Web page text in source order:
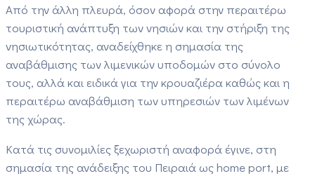
Από την άλλη πλευρά, όσον αφορά στην περαιτέρω
τουριστική ανάπτυξη των νησιών και την στήριξη της
νησιωτικότητας, αναδείχθηκε η σημασία της
αναβάθμισης των λιμενικών υποδομών στο σύνολο
τους, αλλά και ειδικά για την κρουαζιέρα καθώς και η
περαιτέρω αναβάθμιση των υπηρεσιών των λιμένων
της χώρας.
Κατά τις συνομιλίες ξεχωριστή αναφορά έγινε, στη
σημασία της ανάδειξης του Πειραιά ως home port, με